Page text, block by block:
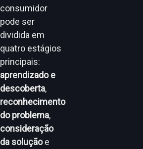
consumidor
pode ser
dividida em
quatro estágios
principais:
aprendizado e
descoberta,
reconhecimento
do problema,
consideração
da soluçãoe